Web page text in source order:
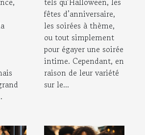
fêtes d’anniversaire,
les soirées à thème,
ou tout simplement
pour égayer une soirée
intime. Cependant, en
raison de leur variété
sur le...